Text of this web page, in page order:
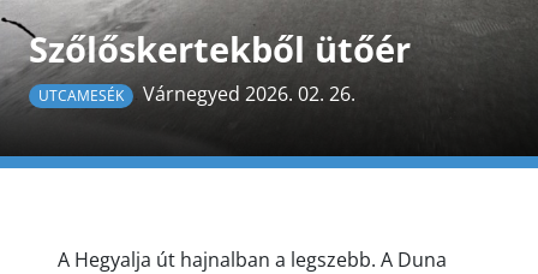
Szőlőskertekből ütőér
UTCAMESÉK Várnegyed 2026. 02. 26.
A Hegyalja út hajnalban a legszebb. A Duna